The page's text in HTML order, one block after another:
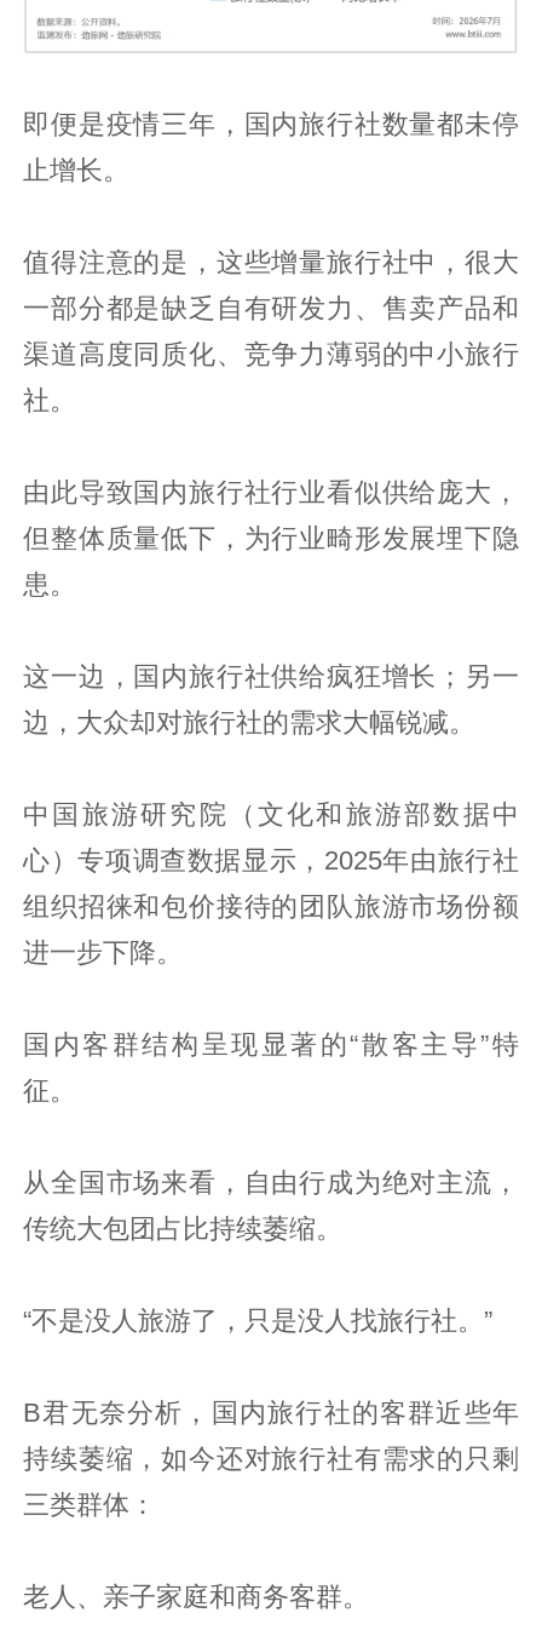
即便是疫情三年，国内旅行社数量都未停
止增长。
值得注意的是，这些增量旅行社中，很大
一部分都是缺乏自有研发力、售卖产品和
渠道高度同质化、竞争力薄弱的中小旅行
社。
由此导致国内旅行社行业看似供给庞大，
但整体质量低下，为行业畸形发展埋下隐
患。
这一边，国内旅行社供给疯狂增长；另一
边，大众却对旅行社的需求大幅锐减。
中国旅游研究院（文化和旅游部数据中
心）专项调查数据显示，2025年由旅行社
组织招徕和包价接待的团队旅游市场份额
进一步下降。
国内客群结构呈现显著的“散客主导”特
征。
从全国市场来看，自由行成为绝对主流，
传统大包团占比持续萎缩。
“不是没人旅游了，只是没人找旅行社。”
B君无奈分析，国内旅行社的客群近些年
持续萎缩，如今还对旅行社有需求的只剩
三类群体：
老人、亲子家庭和商务客群。